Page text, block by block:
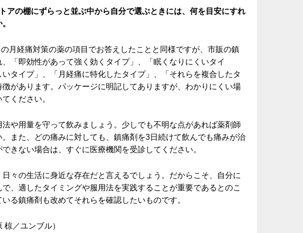
アの棚にずらっと並ぶ中から自分で選ぶときには、何を目安にすれ
月経痛対策の薬の項目でお答えしたことと同様ですが、市販の鎮
「即効性があって強く効くタイプ」、「眠くなりにくいタイ
タイプ」、「月経痛に特化したタイプ」、「それらを複合したタ
徴があります。パッケージに明記してありますが、わかりにくい場
ください。
や用量を守って飲みましょう。少しでも不明な点があれば薬剤師
。また、どの痛みに対しても、鎮痛剤を3日続けて飲んでも痛みが治
きない場合は、すぐに医療機関を受診してください。
々の生活に身近な存在だと言えるでしょう。だからこそ、自分に
、適したタイミングや服用法を実践することが重要であるとのこ
る鎮痛剤も改めてそれらを確認したいものです。
／ユンブル）